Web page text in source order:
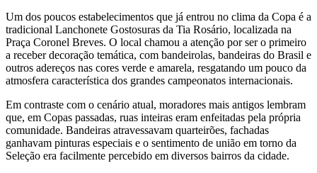
Um dos poucos estabelecimentos que já entrou no clima da Copa é a
tradicional Lanchonete Gostosuras da Tia Rosário, localizada na
Praça Coronel Breves. O local chamou a atenção por ser o primeiro
a receber decoração temática, com bandeirolas, bandeiras do Brasil e
outros adereços nas cores verde e amarela, resgatando um pouco da
atmosfera característica dos grandes campeonatos internacionais.
Em contraste com o cenário atual, moradores mais antigos lembram
que, em Copas passadas, ruas inteiras eram enfeitadas pela própria
comunidade. Bandeiras atravessavam quarteirões, fachadas
ganhavam pinturas especiais e o sentimento de união em torno da
Seleção era facilmente percebido em diversos bairros da cidade.